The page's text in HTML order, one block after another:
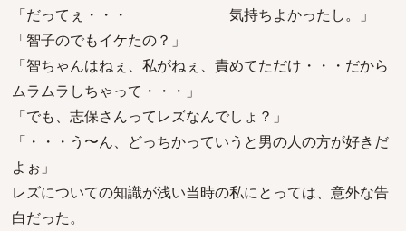
「だってぇ・・・ 気持ちよかったし。」
「智子のでもイケたの？」
「智ちゃんはねぇ、私がねぇ、責めてただけ・・・だから
ムラムラしちゃって・・・」
「でも、志保さんってレズなんでしょ？」
「・・・う〜ん、どっちかっていうと男の人の方が好きだ
よぉ」
レズについての知識が浅い当時の私にとっては、意外な告
白だった。